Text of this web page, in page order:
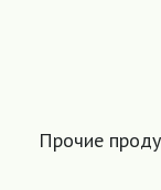
Прочие